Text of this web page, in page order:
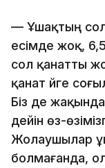
— Ұшақтың
есімде жоқ,
сол қанатты
қанат үйге
Біз де
дейін өз-
Жолаушылар
болмағанда,